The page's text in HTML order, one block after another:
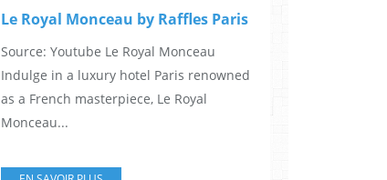
Le Royal Monceau by Raffles Paris
Source: Youtube Le Royal Monceau
Indulge in a luxury hotel Paris renowned
as a French masterpiece, Le Royal
Monceau...